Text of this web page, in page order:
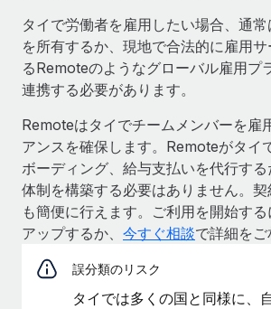
タイで労働者を雇用したい場合、通
を所有するか、現地で合法的に雇用
るRemoteのようなグローバル雇用プ
連携する必要があります。
Remoteはタイでチームメンバーを雇
アンスを確保します。Remoteがタイ
ボーディング、給与支払いを代行す
体制を構築する必要はありません。
も簡便に行えます。ご利用を開始す
アップするか、 今すぐ相談で詳細をご
誤分類のリスク
タイでは多くの国と同様に、